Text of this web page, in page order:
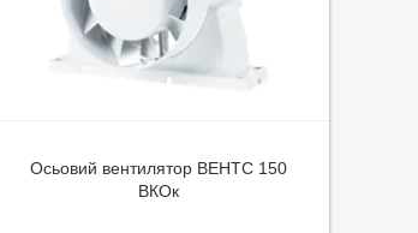
Осьовий вентилятор ВЕНТС 150
ВКОк